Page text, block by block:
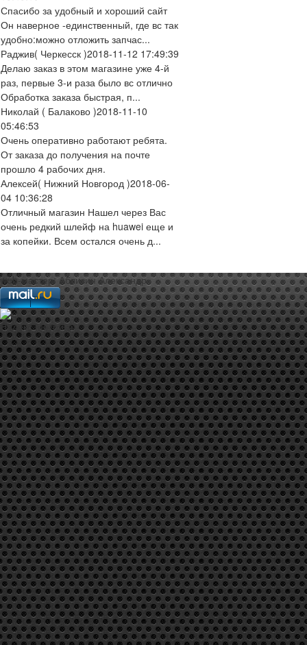
Спасибо за удобный и хороший сайт
Он наверное -единственный, где вс так
удобно:можно отложить запчас...
Раджив( Черкесск )2018-11-12 17:49:39
Делаю заказ в этом магазине уже 4-й
раз, первые 3-и раза было вс отлично
Обработка заказа быстрая, п...
Николай ( Балаково )2018-11-10
05:46:53
Очень оперативно работают ребята.
От заказа до получения на почте
прошло 4 рабочих дня.
Алексей( Нижний Новгород )2018-06-
04 10:36:28
Отличный магазин Нашел через Вас
очень редкий шлейф на huawei еще и
за копейки. Всем остался очень д...
web-мастер:Аблизин Александр